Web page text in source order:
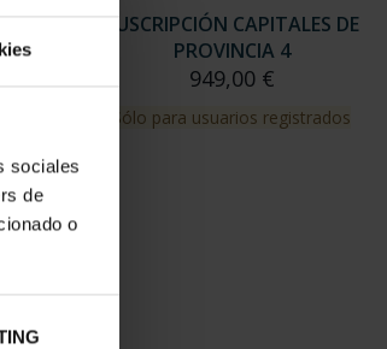
sociales
de
o
DE
SUSCRIPCIÓN CAPITALES DE
PROVINCIA 4
949,00 €
Sólo para usuarios registrados